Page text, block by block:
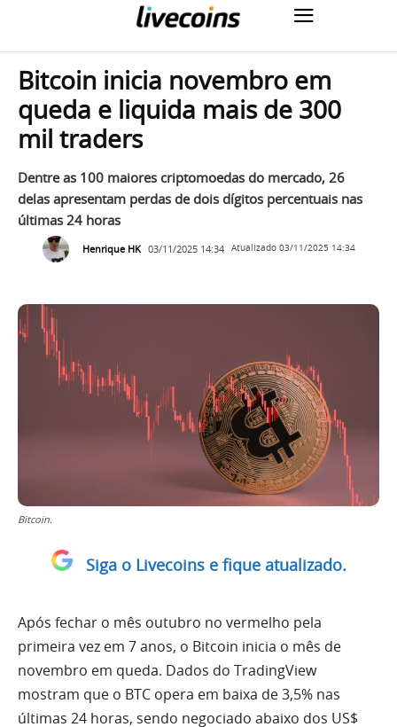
Bitcoin inicia novembro em
queda e liquida mais de 300
mil traders
Dentre as 100 maiores criptomoedas do mercado, 26
delas apresentam perdas de dois dígitos percentuais nas
últimas 24 horas
Henrique HK 03/11/2025 14:34 Atualizado 03/11/2025 14:34
Bitcoin.
Siga o Livecoins e fique atualizado.
Após fechar o mês outubro no vermelho pela
primeira vez em 7 anos, o Bitcoin inicia o mês de
novembro em queda. Dados do TradingView
mostram que o BTC opera em baixa de 3,5% nas
últimas 24 horas, sendo negociado abaixo dos US$